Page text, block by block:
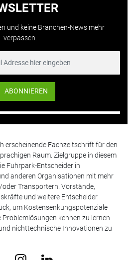
und keine Branchen-News mehr
verpassen.
ABONNIEREN
erscheinende Fachzeitschrift für den
Raum. Zielgruppe in diesem
Fuhrpark-Entscheider in
anderen Organisationen mit mehr
Transportern. Vorstände,
und weitere Entscheider
um Kostensenkungspotenziale
kennen zu lernen
nichttechnische Innovationen zu